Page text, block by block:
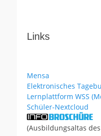
Links
Mensa
Elektronisches
Lernplattform WSS
Schüler-Nextcloud
(Ausbildungsaltas